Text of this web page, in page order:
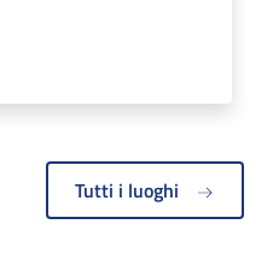
Tutti i luoghi